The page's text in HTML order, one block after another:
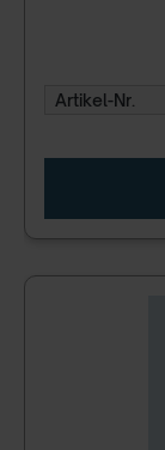
Artikel-Nr.